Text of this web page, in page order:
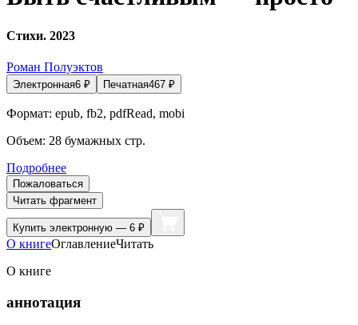
Стихи. 2023
Роман Полуэктов
Электронная6 ₽ Печатная467 ₽
Формат: epub, fb2, pdfRead, mobi
Объем: 28 бумажных стр.
Подробнее
Пожаловаться
Читать фрагмент
Купить электронную — 6 ₽
О книгеОглавлениеЧитать
О книге
аннотация